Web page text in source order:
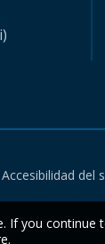
Accesibilidad del
If you continue
.